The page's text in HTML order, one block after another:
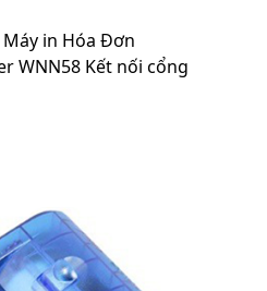
Máy in Hóa Đơn
WNN58 Kết nối cổng